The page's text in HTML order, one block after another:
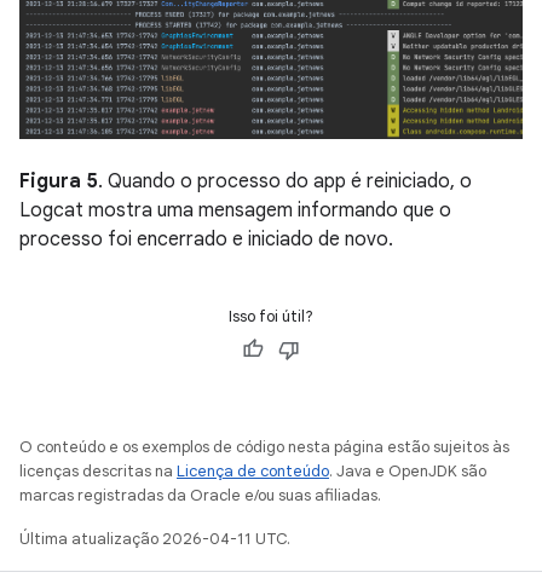
Figura 5. Quando o processo do app é reiniciado, o
Logcat mostra uma mensagem informando que o
processo foi encerrado e iniciado de novo.
Isso foi útil?
O conteúdo e os exemplos de código nesta página estão sujeitos às
licenças descritas na Licença de conteúdo. Java e OpenJDK são
marcas registradas da Oracle e/ou suas afiliadas.
Última atualização 2026-04-11 UTC.